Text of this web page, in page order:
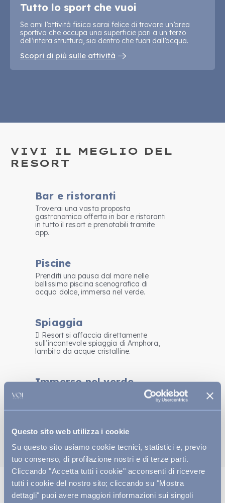
Questo sito web utilizza i cookie
Su questo sito usiamo cookie tecnici, statistici e, previo
tuo consenso, di profilazione nostri e di terze parti.
Cliccando "Accetta tutti i cookie" acconsenti di ricevere
tutti i cookie del nostro sito; cliccando su "Mostra
dettagli" puoi avere maggiori informazioni sui singoli
Tutto lo sport che vuoi
Se ami l’attività fisica sarai felice di trovare un’area
sportiva che occupa una superficie pari a un terzo
dell’intera struttura, sia dentro che fuori dall’acqua.
Scopri di più sulle attività
VIVI IL MEGLIO DEL
RESORT
Bar e ristoranti
Troverai una vasta proposta
gastronomica offerta in bar e ristoranti
in tutto il resort e prenotabili tramite
app.
Piscine
Prenditi una pausa dal mare nelle
bellissima piscina scenografica di
acqua dolce, immersa nel verde.
Spiaggia
Il Resort si affaccia direttamente
sull’incantevole spiaggia di Amphora,
lambita da acque cristalline.
Immerso nel verde
Profumo di ylang ylang, colori e sapori
un’atmosfera paradisiaca.